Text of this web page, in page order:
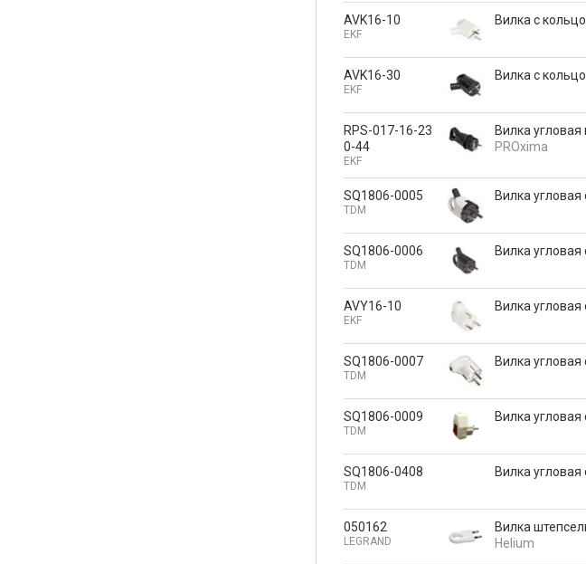
AVK16-10
EKF
Вилка с
AVK16-30
EKF
Вилка с
RPS-017-16-23
0-44
EKF
Вилка угловая
PROxima
SQ1806-0005
TDM
Вилка
SQ1806-0006
TDM
Вилка
AVY16-10
EKF
Вилка угловая
SQ1806-0007
TDM
Вилка
SQ1806-0009
TDM
Вилка
SQ1806-0408
TDM
Вилка
050162
LEGRAND
Вилка
Helium